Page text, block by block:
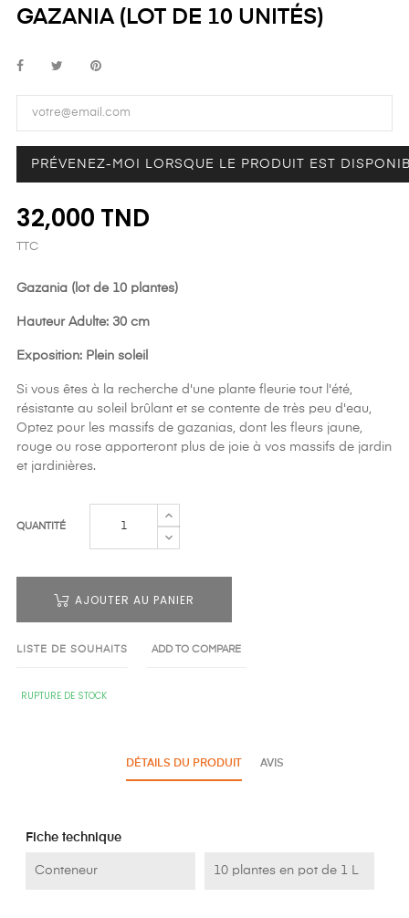
GAZANIA (LOT DE 10 UNITÉS)
PRÉVENEZ-MOI LORSQUE LE PRODUIT EST
32,000 TND
TTC
Gazania (lot de 10 plantes)
Hauteur Adulte: 30 cm
Exposition: Plein soleil
Si vous êtes à la recherche d'une plante fleurie tout l'été,
résistante au soleil brûlant et se contente de très peu d'eau,
Optez pour les massifs de gazanias, dont les fleurs jaune,
rouge ou rose apporteront plus de joie à vos massifs de jardin
et jardinières.
QUANTITÉ
AJOUTER AU PANIER
LISTE DE SOUHAITS ADD TO COMPARE
RUPTURE DE STOCK
DÉTAILS DU PRODUIT AVIS
Fiche technique
Conteneur 10 plantes en pot de 1 L